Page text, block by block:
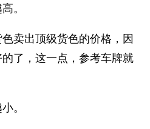
。
卖出顶级货色的价格，因
了，这一点，参考车牌就
。